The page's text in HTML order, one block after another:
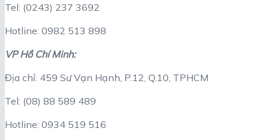
Tel: (0243) 237 3692
Hotline: 0982 513 898
VP Hồ Chí Minh:
Địa chỉ: 459 Sư Vạn Hạnh, P.12, Q.10, TPHCM
Tel: (08) 88 589 489
Hotline: 0934 519 516